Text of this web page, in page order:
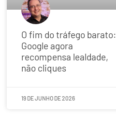
O fim do tráfego barato:
Google agora
recompensa lealdade,
não cliques
19 DE JUNHO DE 2026